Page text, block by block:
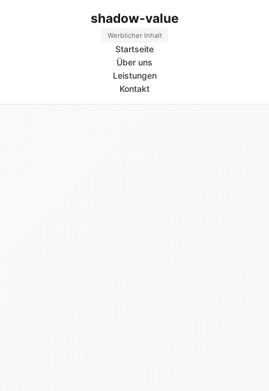
shadow-value
Werblicher Inhalt
Startseite
Über uns
Leistungen
Kontakt